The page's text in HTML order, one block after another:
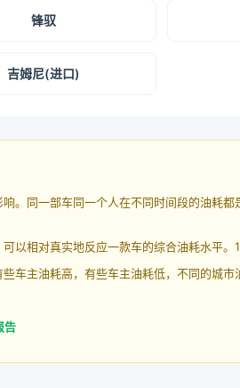
锋驭
吉姆尼(进口)
。同一部车同一个人在不同时间段的油耗
以相对真实地反应一款车的综合油耗水平
车主油耗高，有些车主油耗低，不同的城
告